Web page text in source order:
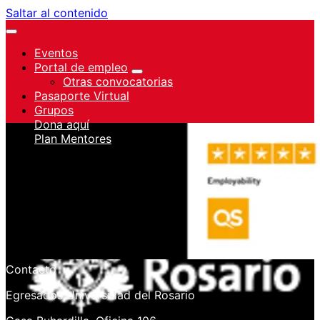
Saltar al contenido
Eventos
Portal de empleo
Otras convocatorias
Pasaporte Virtual
Grupos
Dona aquí
Plan Mentores
Contacto
Egresados Universidad del Rosario